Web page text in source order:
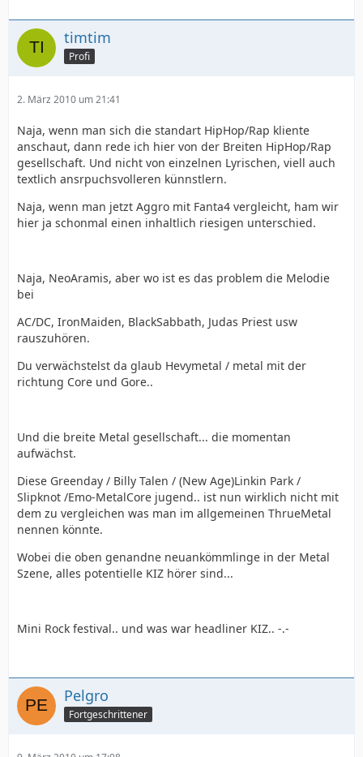
timtim
Profi
2. März 2010 um 21:41
Naja, wenn man sich die standart HipHop/Rap kliente
anschaut, dann rede ich hier von der Breiten HipHop/Rap
gesellschaft. Und nicht von einzelnen Lyrischen, viell auch
textlich ansrpuchsvolleren künnstlern.
Naja, wenn man jetzt Aggro mit Fanta4 vergleicht, ham wir
hier ja schonmal einen inhaltlich riesigen unterschied.
Naja, NeoAramis, aber wo ist es das problem die Melodie
bei
AC/DC, IronMaiden, BlackSabbath, Judas Priest usw
rauszuhören.
Du verwächstelst da glaub Hevymetal / metal mit der
richtung Core und Gore..
Und die breite Metal gesellschaft... die momentan
aufwächst.
Diese Greenday / Billy Talen / (New Age)Linkin Park /
Slipknot /Emo-MetalCore jugend.. ist nun wirklich nicht mit
dem zu vergleichen was man im allgemeinen ThrueMetal
nennen könnte.
Wobei die oben genandne neuankömmlinge in der Metal
Szene, alles potentielle KIZ hörer sind...
Mini Rock festival.. und was war headliner KIZ.. -.-
Pelgro
Fortgeschrittener